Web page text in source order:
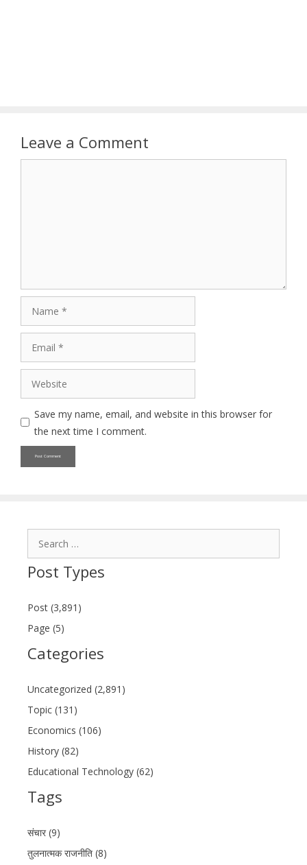
Leave a Comment
Save my name, email, and website in this browser for
the next time I comment.
Post Types
Post (3,891)
Page (5)
Categories
Uncategorized (2,891)
Topic (131)
Economics (106)
History (82)
Educational Technology (62)
Tags
संचार (9)
तुलनात्मक राजनीति (8)